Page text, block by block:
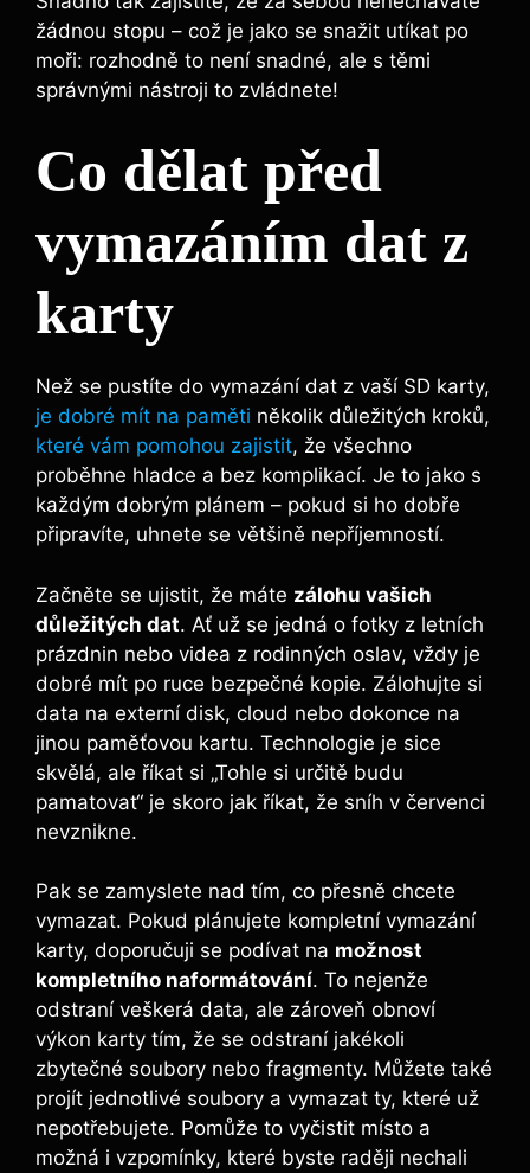
žádnou stopu‍ – což je ⁣jako se ‌snažit utíkat po
moři: rozhodně to není⁣ snadné,⁤ ale s těmi
správnými nástroji to ​zvládnete!
Co dělat před
vymazáním dat z
karty
Než⁤ se⁤ pustíte do vymazání⁣ dat z vaší SD karty,
je dobré mít na paměti několik důležitých kroků,
které vám pomohou zajistit, že všechno
proběhne hladce ‍a‌ bez‌ komplikací. Je to jako s
každým dobrým ⁤plánem – pokud si ho dobře
připravíte, uhnete se ⁢většině nepříjemností.
Začněte se​ ujistit, že máte‍ zálohu vašich
‌důležitých dat. Ať už se jedná o fotky z letních
prázdnin nebo videa z rodinných oslav, ​vždy je
dobré mít po ruce bezpečné kopie. Zálohujte si
‍data na externí‍ disk, cloud‍ nebo ⁤dokonce na
jinou paměťovou kartu. Technologie je sice
skvělá, ale říkat si „Tohle‌ si určitě budu
pamatovat“ ⁤je ⁢skoro jak říkat,‌ že sníh⁣ v červenci
nevznikne.
Pak se ⁣zamyslete nad tím, co přesně chcete
⁤vymazat.⁣ Pokud plánujete kompletní vymazání
karty, doporučuji se podívat na možnost
kompletního naformátování.⁢ To nejenže
⁤odstraní veškerá data, ale zároveň obnoví
výkon⁤ karty tím, že se odstraní jakékoli
zbytečné⁤ soubory nebo fragmenty. Můžete také⁤
projít jednotlivé soubory a vymazat ty, které už​
nepotřebujete. Pomůže to vyčistit místo a
možná i vzpomínky, které byste raději nechali